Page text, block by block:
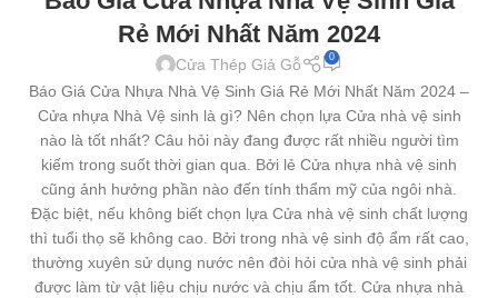
Rẻ Mới Nhất Năm 2024
Cửa Thép Giả Gỗ 0
Báo Giá Cửa Nhựa Nhà Vệ Sinh Giá Rẻ Mới Nhất Năm 2024 –
Cửa nhựa Nhà Vệ sinh là gì? Nên chọn lựa Cửa nhà vệ sinh
nào là tốt nhất? Câu hỏi này đang được rất nhiều người tìm
kiếm trong suốt thời gian qua. Bởi lẻ Cửa nhựa nhà vệ sinh
cũng ảnh hưởng phần nào đến tính thẩm mỹ của ngôi nhà.
Đặc biệt, nếu không biết chọn lựa Cửa nhà vệ sinh chất lượng
thì tuổi thọ sẽ không cao. Bởi trong nhà vệ sinh độ ẩm rất cao,
thường xuyên sử dụng nước nên đòi hỏi cửa nhà vệ sinh phải
được làm từ vật liệu chịu nước và chịu ẩm tốt. Cửa nhựa nhà